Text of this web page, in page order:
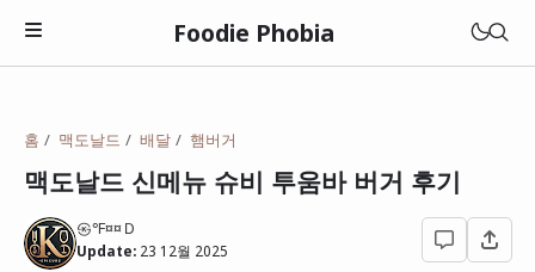
Foodie Phobia
상집(특이함)
관악구
광진구
광주광역시
홈 맥도날드 배달 햄버거
맥도날드 신메뉴 슈비 투움바 버거 후기
㉿℉¤¤Ｄ
Update: 23 12월 2025